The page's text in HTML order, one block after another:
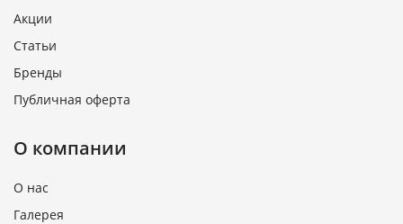
Акции
Статьи
Бренды
Публичная оферта
О компании
О нас
Галерея